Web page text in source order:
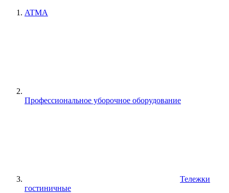
ATMA
Профессиональное уборочное оборудование
Тележки
гостиничные